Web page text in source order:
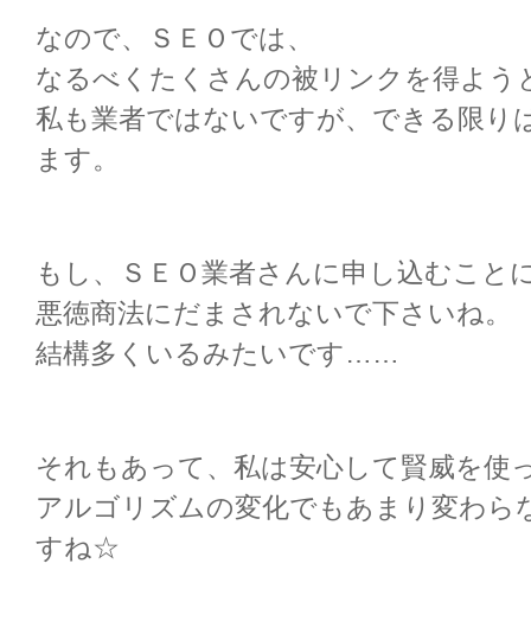
なので、ＳＥＯでは、
なるべくたくさんの被リンクを得よう
私も業者ではないですが、できる限り
ます。
もし、ＳＥＯ業者さんに申し込むこと
悪徳商法にだまされないで下さいね。
結構多くいるみたいです……
それもあって、私は安心して賢威を使
アルゴリズムの変化でもあまり変わら
すね☆